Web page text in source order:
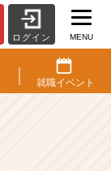
ログイン MENU
就職イベント